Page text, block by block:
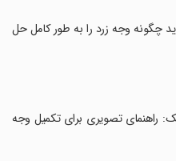
چگونه وجه زرد را به طور کامل حل
تصویری برای تکمیل وجه